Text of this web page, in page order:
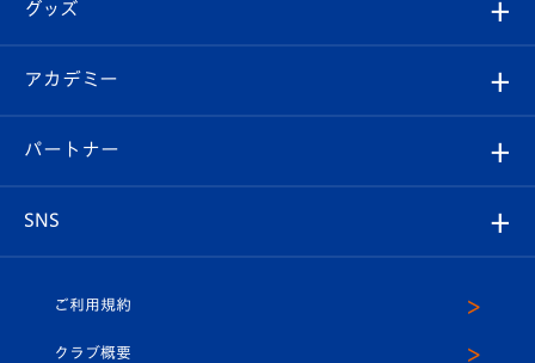
チケット
イベント
メディア
ホームタウン
スタッフプロフィール
マスコット紹介
Revive Team
ヴィヴィくんの長崎おもてなしガイド
フォトギャラリー
スタジアムグルメ
V-LOVERS（ファンクラブ）
プレイヤーズスイート
グッズ
オンラインショップ
店舗情報
アカデミー
育成からのお知らせ
U-18
パートナー
SNS
ヴィヴィくんインスタグラム
ご利用規約
クラブ概要